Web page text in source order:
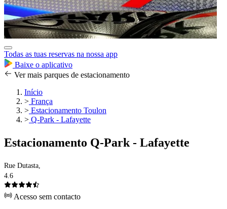
Todas as tuas reservas na nossa app
Baixe o aplicativo
Ver mais parques de estacionamento
Início
> França
> Estacionamento Toulon
> Q-Park - Lafayette
Estacionamento Q-Park - Lafayette
Rue Dutasta,
4.6
Acesso sem contacto